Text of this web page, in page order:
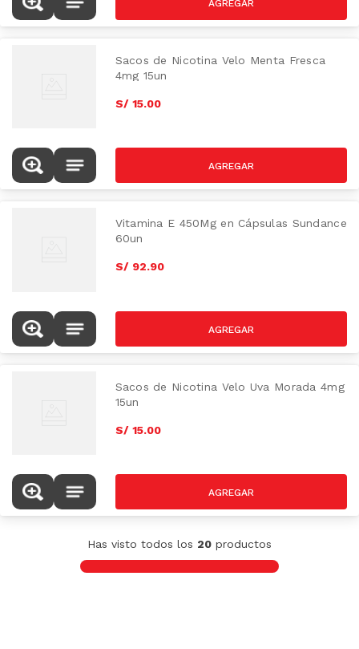
Sacos de Nicotina Velo Menta Fresca
4mg 15un
S/ 15.00
Vitamina E 450Mg en Cápsulas Sundance
60un
S/ 92.90
Sacos de Nicotina Velo Uva Morada 4mg
15un
S/ 15.00
Has visto todos los 20 productos